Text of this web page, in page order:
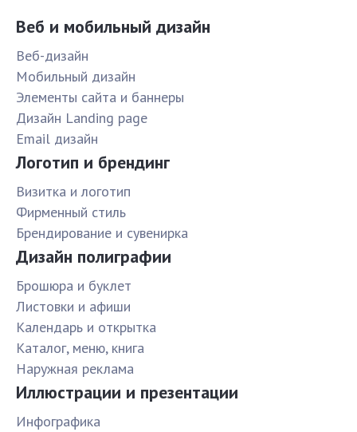
Веб и мобильный дизайн
Веб-дизайн
Мобильный дизайн
Элементы сайта и баннеры
Дизайн Landing page
Email дизайн
Логотип и брендинг
Визитка и логотип
Фирменный стиль
Брендирование и сувенирка
Дизайн полиграфии
Брошюра и буклет
Листовки и афиши
Календарь и открытка
Каталог, меню, книга
Наружная реклама
Иллюстрации и презентации
Инфографика